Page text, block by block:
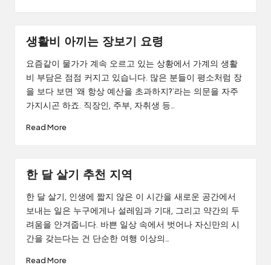
생활비 아끼는 장보기 요령
요즘같이 물가가 계속 오르고 있는 상황에서 가계의 생활
비 부담은 점점 커지고 있습니다. 많은 분들이 평소처럼 장
을 보다 보면 ‘왜 항상 예산을 초과하지?’라는 의문을 자주
가지시곤 하죠. 직장인, 주부, 자취생 등…
Read More
한 달 살기 추천 지역
한 달 살기, 인생에 짧지 않은 이 시간을 새로운 공간에서
보내는 일은 누구에게나 설레임과 기대, 그리고 약간의 두
려움을 안겨줍니다. 바쁜 일상 속에서 벗어나 자신만의 시
간을 갖는다는 건 단순한 여행 이상의…
Read More